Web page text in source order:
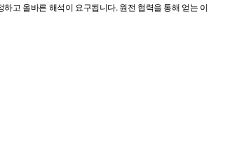
고 올바른 해석이 요구됩니다. 원전 협력을 통해 얻는 이